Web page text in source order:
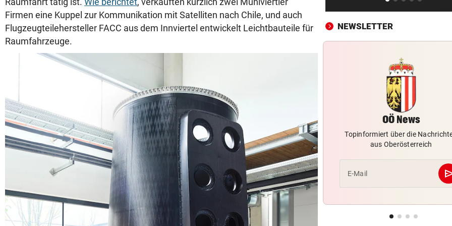
Firmen eine Kuppel zur Kommunikation mit Satelliten nach Chile, und auch
Flugzeugteilehersteller FACC aus dem Innviertel entwickelt Leichtbauteile für
Raumfahrzeuge.
SCHLÜSSEL IM PKW vor
heißem Auto gerettet
ZANK WÄHREND FERIEN
Geschwister: Warum jetzt so
die Fetzen fliegen
JUGENDLICHE ALS OPFER vor
Penisbilder verschickt: So
reagierten die Vereine
vor
Jahre ins Gefängnis
NEWSLETTER
OÖ News
Topinformiert über die
aus Oberösterreich
E-Mail